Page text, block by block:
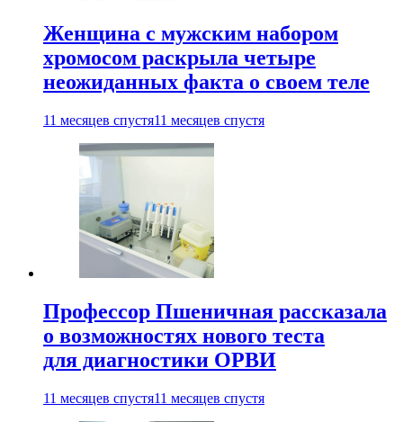
Женщина с мужским набором
хромосом раскрыла четыре
неожиданных факта о своем теле
11 месяцев спустя11 месяцев спустя
Профессор Пшеничная рассказала
о возможностях нового теста
для диагностики ОРВИ
11 месяцев спустя11 месяцев спустя